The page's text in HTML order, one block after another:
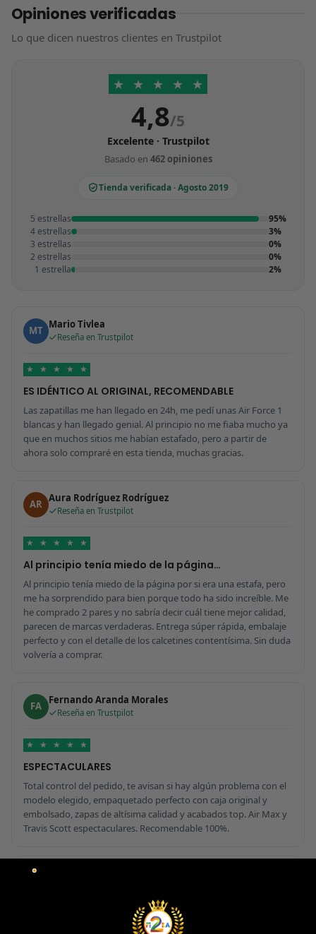
Opiniones verificadas
Lo que dicen nuestros clientes en Trustpilot
★ ★ ★ ★ ★
4,8/5
Excelente · Trustpilot
Basado en 462 opiniones
Tienda verificada · Agosto 2019
5 estrellas
95%
4 estrellas
3%
3 estrellas
0%
2 estrellas
0%
1 estrella
2%
MT Mario Tivlea
Reseña en Trustpilot
★ ★ ★ ★ ★
ES IDÉNTICO AL ORIGINAL, RECOMENDABLE
Las zapatillas me han llegado en 24h, me pedí unas Air Force 1
blancas y han llegado genial. Al principio no me fiaba mucho ya
que en muchos sitios me habían estafado, pero a partir de
ahora solo compraré en esta tienda, muchas gracias.
AR Aura Rodríguez Rodríguez
Reseña en Trustpilot
★ ★ ★ ★ ★
Al principio tenía miedo de la página…
Al principio tenía miedo de la página por si era una estafa, pero
me ha sorprendido para bien porque todo ha sido increíble. Me
he comprado 2 pares y no sabría decir cuál tiene mejor calidad,
parecen de marcas verdaderas. Entrega súper rápida, embalaje
perfecto y con el detalle de los calcetines contentísima. Sin duda
volvería a comprar.
FA Fernando Aranda Morales
Reseña en Trustpilot
★ ★ ★ ★ ★
ESPECTACULARES
Total control del pedido, te avisan si hay algún problema con el
modelo elegido, empaquetado perfecto con caja original y
embolsado, zapas de altísima calidad y acabados top. Air Max y
Travis Scott espectaculares. Recomendable 100%.